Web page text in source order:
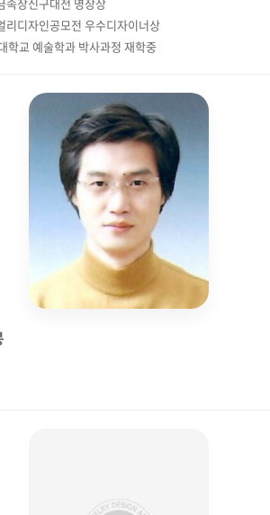
리디자인공모전 우수디자이너상
학교 예술학과 박사과정 재학중